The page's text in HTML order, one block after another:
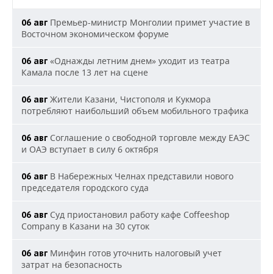
06 авг Премьер-министр Монголии примет участие в
Восточном экономическом форуме
06 авг «Однажды летним днем» уходит из театра
Камала после 13 лет на сцене
06 авг Жители Казани, Чистополя и Кукмора
потребляют наибольший объем мобильного трафика
06 авг Соглашение о свободной торговле между ЕАЭС
и ОАЭ вступает в силу 6 октября
06 авг В Набережных Челнах представили нового
председателя городского суда
06 авг Суд приостановил работу кафе Coffeeshop
Company в Казани на 30 суток
06 авг Минфин готов уточнить налоговый учет
затрат на безопасность